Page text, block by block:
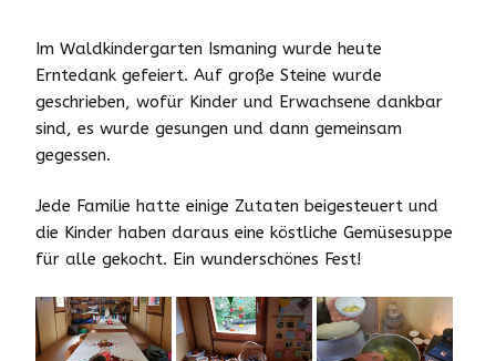
Im Waldkindergarten Ismaning wurde heute
Erntedank gefeiert. Auf große Steine wurde
geschrieben, wofür Kinder und Erwachsene dankbar
sind, es wurde gesungen und dann gemeinsam
gegessen.
Jede Familie hatte einige Zutaten beigesteuert und
die Kinder haben daraus eine köstliche Gemüsesuppe
für alle gekocht. Ein wunderschönes Fest!